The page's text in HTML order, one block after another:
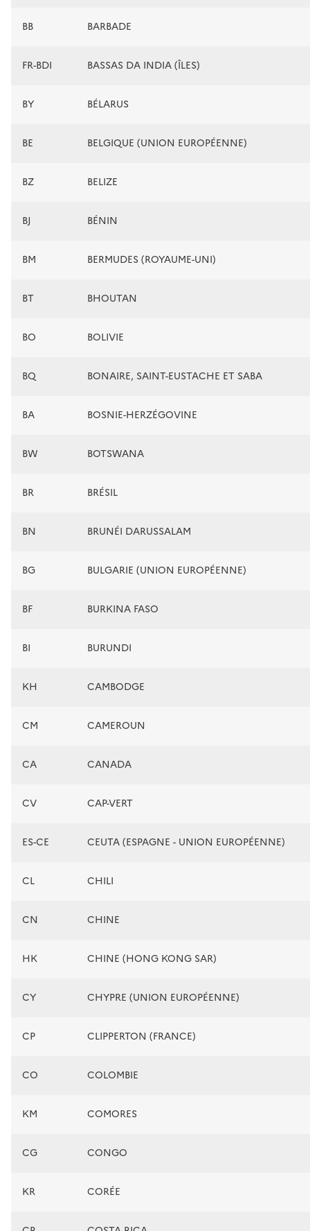
BB BARBADE
FR-BDI BASSAS DA INDIA (ÎLES)
BY BÉLARUS
BE BELGIQUE (UNION EUROPÉENNE)
BZ BELIZE
BJ BÉNIN
BM BERMUDES (ROYAUME-UNI)
BT BHOUTAN
BO BOLIVIE
BQ BONAIRE, SAINT-EUSTACHE ET SABA
BA BOSNIE-HERZÉGOVINE
BW BOTSWANA
BR BRÉSIL
BN BRUNÉI DARUSSALAM
BG BULGARIE (UNION EUROPÉENNE)
BF BURKINA FASO
BI BURUNDI
KH CAMBODGE
CM CAMEROUN
CA CANADA
CV CAP-VERT
ES-CE CEUTA (ESPAGNE - UNION EUROPÉENNE)
CL CHILI
CN CHINE
HK CHINE (HONG KONG SAR)
CY CHYPRE (UNION EUROPÉENNE)
CP CLIPPERTON (FRANCE)
CO COLOMBIE
KM COMORES
CG CONGO
KR CORÉE